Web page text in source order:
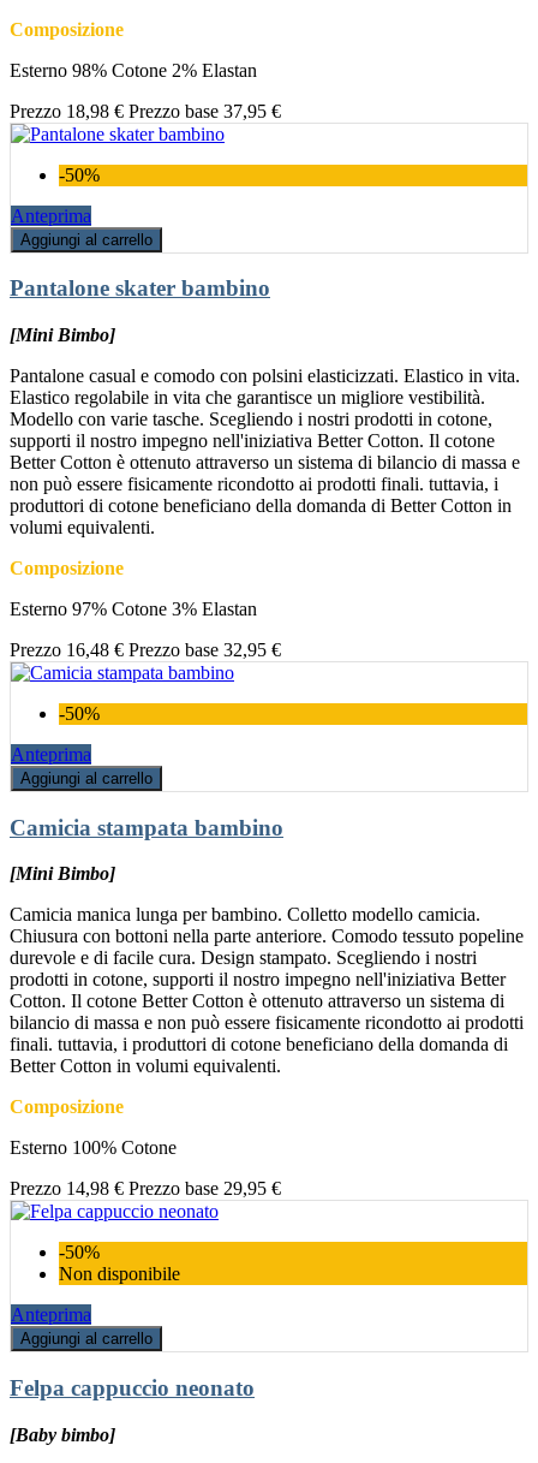
Composizione
Esterno 98% Cotone 2% Elastan
Prezzo 18,98 € Prezzo base 37,95 €
-50%
Anteprima
Aggiungi al carrello
Pantalone skater bambino
[Mini Bimbo]
Pantalone casual e comodo con polsini elasticizzati. Elastico in vita.
Elastico regolabile in vita che garantisce un migliore vestibilità.
Modello con varie tasche. Scegliendo i nostri prodotti in cotone,
supporti il nostro impegno nell'iniziativa Better Cotton. Il cotone
Better Cotton è ottenuto attraverso un sistema di bilancio di massa e
non può essere fisicamente ricondotto ai prodotti finali. tuttavia, i
produttori di cotone beneficiano della domanda di Better Cotton in
volumi equivalenti.
Composizione
Esterno 97% Cotone 3% Elastan
Prezzo 16,48 € Prezzo base 32,95 €
-50%
Anteprima
Aggiungi al carrello
Camicia stampata bambino
[Mini Bimbo]
Camicia manica lunga per bambino. Colletto modello camicia.
Chiusura con bottoni nella parte anteriore. Comodo tessuto popeline
durevole e di facile cura. Design stampato. Scegliendo i nostri
prodotti in cotone, supporti il nostro impegno nell'iniziativa Better
Cotton. Il cotone Better Cotton è ottenuto attraverso un sistema di
bilancio di massa e non può essere fisicamente ricondotto ai prodotti
finali. tuttavia, i produttori di cotone beneficiano della domanda di
Better Cotton in volumi equivalenti.
Composizione
Esterno 100% Cotone
Prezzo 14,98 € Prezzo base 29,95 €
-50%
Non disponibile
Anteprima
Aggiungi al carrello
Felpa cappuccio neonato
[Baby bimbo]